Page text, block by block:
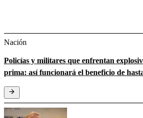
Nación
Policías y militares que enfrentan
prima: así funcionará el beneficio de